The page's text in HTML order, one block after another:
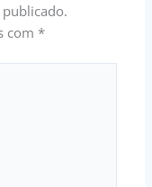
com *